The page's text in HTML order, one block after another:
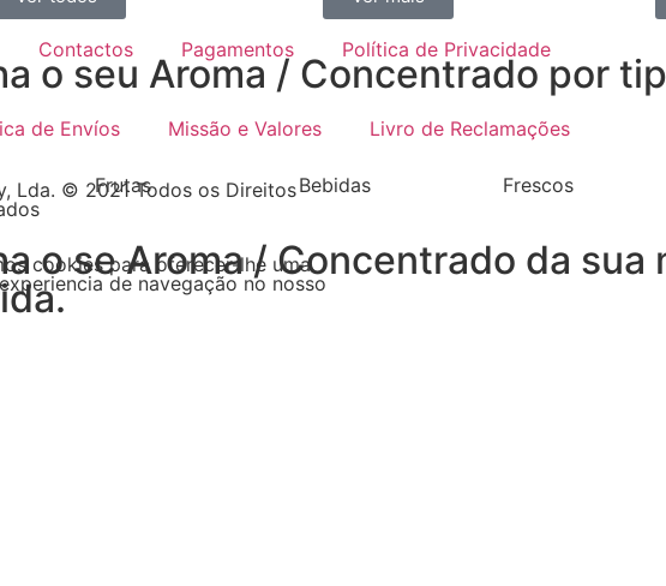
o seu Aroma / Concentrado por
Frutas Bebidas Frescos
o se Aroma / Concentrado da sua
Contactos Pagamentos Política de Privacidade
de Envíos Missão e Valores Livro de Reclamações
Lda. © 2021 Todos os Direitos
cookies para oferecer-lhe uma
de navegação no nosso